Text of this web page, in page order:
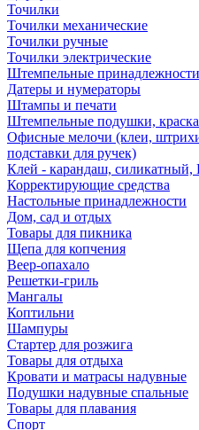
Точилки
Точилки механические
Точилки ручные
Точилки электрические
Штемпельные принадлежности
Датеры и нумераторы
Штампы и печати
Штемпельные подушки, краска
Офисные мелочи (клеи,
подставки для ручек)
Клей - карандаш,
Корректирующие средства
Настольные принадлежности
Дом, сад и отдых
Товары для пикника
Щепа для копчения
Веер-опахало
Решетки-гриль
Мангалы
Коптильни
Шампуры
Стартер для розжига
Товары для отдыха
Кровати и матрасы надувные
Подушки надувные спальные
Товары для плавания
Спорт